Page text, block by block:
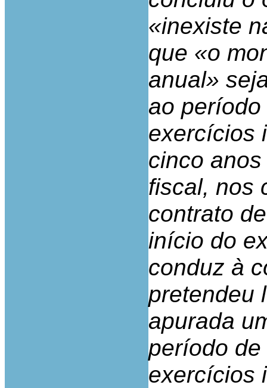
«inexiste
que «o
anual»
ao
exercícios
cinco
fiscal, nos
contrato
início do
conduz à
pretendeu
apurada
período
exercícios